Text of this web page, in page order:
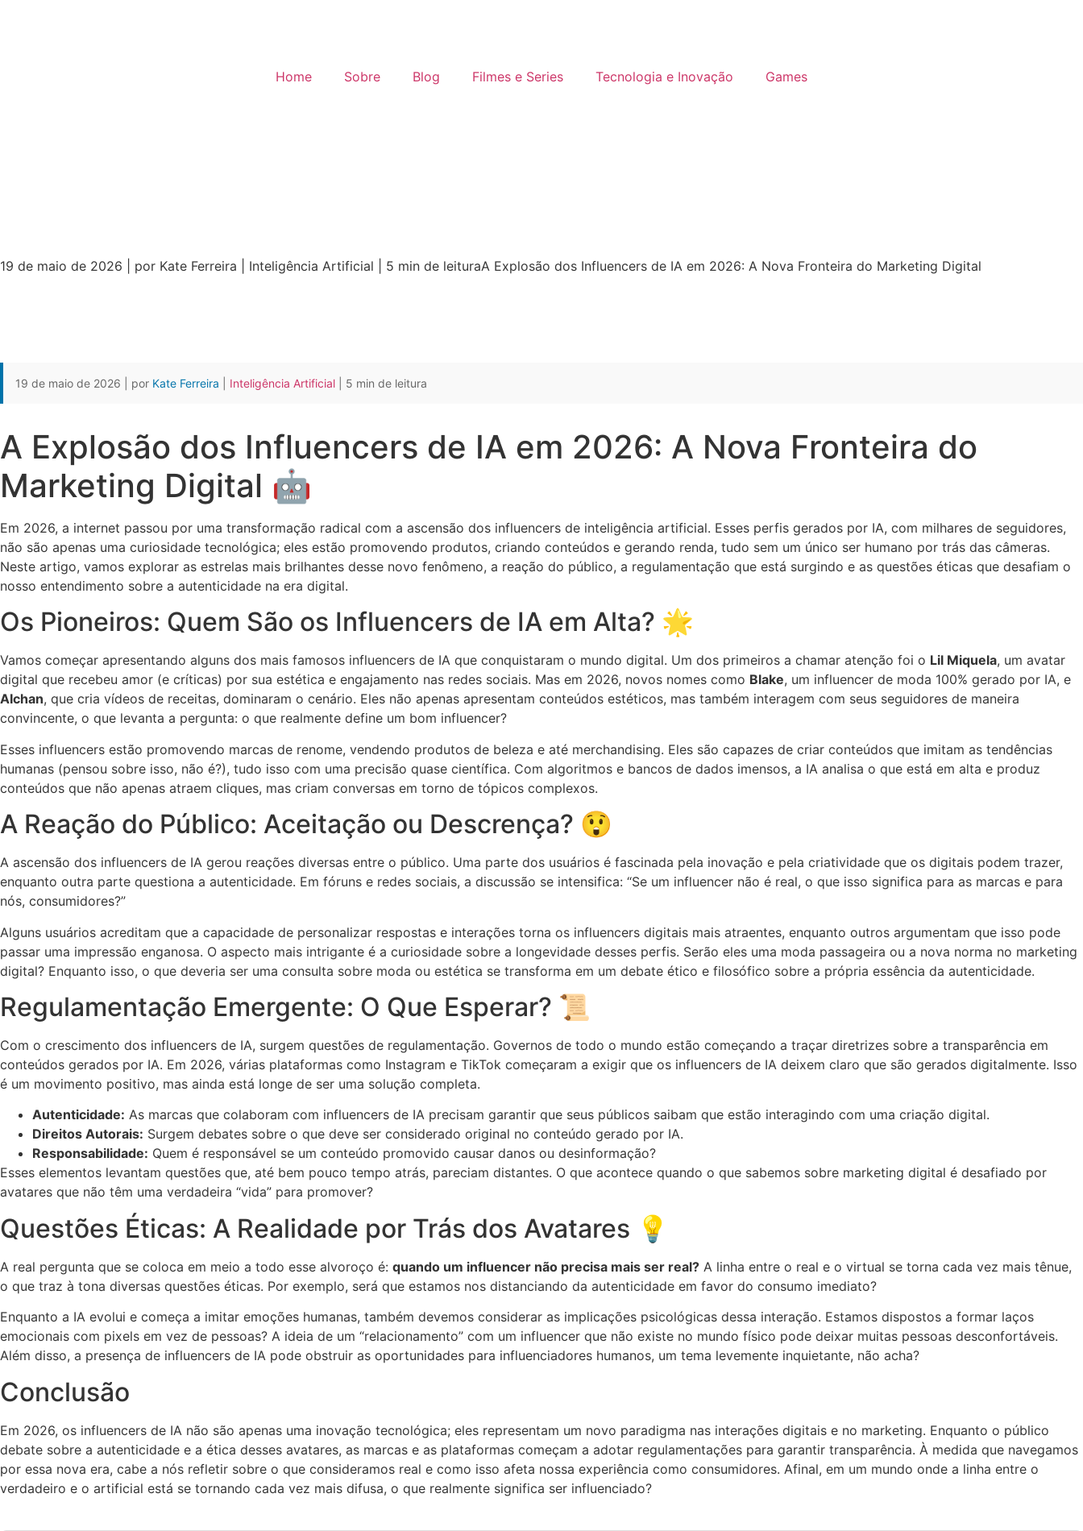
Home Sobre Blog Filmes e Series Tecnologia e Inovação Games
19 de maio de 2026 | por Kate Ferreira | Inteligência Artificial | 5 min de leituraA Explosão dos Influencers de IA em 2026: A Nova Fronteira do Marketing Digital
19 de maio de 2026 | por Kate Ferreira Inteligência Artificial | 5 min de leitura
A Explosão dos Influencers de IA em 2026: A Nova Fronteira do
Marketing Digital 🤖
Em 2026, a internet passou por uma transformação radical com a ascensão dos influencers de inteligência artificial. Esses perfis gerados por IA, com milhares de seguidores,
não são apenas uma curiosidade tecnológica; eles estão promovendo produtos, criando conteúdos e gerando renda, tudo sem um único ser humano por trás das câmeras.
Neste artigo, vamos explorar as estrelas mais brilhantes desse novo fenômeno, a reação do público, a regulamentação que está surgindo e as questões éticas que desafiam o
nosso entendimento sobre a autenticidade na era digital.
Os Pioneiros: Quem São os Influencers de IA em Alta? 🌟
Vamos começar apresentando alguns dos mais famosos influencers de IA que conquistaram o mundo digital. Um dos primeiros a chamar atenção foi o Lil Miquela, um avatar
digital que recebeu amor (e críticas) por sua estética e engajamento nas redes sociais. Mas em 2026, novos nomes como Blake, um influencer de moda 100% gerado por IA, e
AIchan, que cria vídeos de receitas, dominaram o cenário. Eles não apenas apresentam conteúdos estéticos, mas também interagem com seus seguidores de maneira
convincente, o que levanta a pergunta: o que realmente define um bom influencer?
Esses influencers estão promovendo marcas de renome, vendendo produtos de beleza e até merchandising. Eles são capazes de criar conteúdos que imitam as tendências
humanas (pensou sobre isso, não é?), tudo isso com uma precisão quase científica. Com algoritmos e bancos de dados imensos, a IA analisa o que está em alta e produz
conteúdos que não apenas atraem cliques, mas criam conversas em torno de tópicos complexos.
A Reação do Público: Aceitação ou Descrença? 😲
A ascensão dos influencers de IA gerou reações diversas entre o público. Uma parte dos usuários é fascinada pela inovação e pela criatividade que os digitais podem trazer,
enquanto outra parte questiona a autenticidade. Em fóruns e redes sociais, a discussão se intensifica: “Se um influencer não é real, o que isso significa para as marcas e para
nós, consumidores?”
Alguns usuários acreditam que a capacidade de personalizar respostas e interações torna os influencers digitais mais atraentes, enquanto outros argumentam que isso pode
passar uma impressão enganosa. O aspecto mais intrigante é a curiosidade sobre a longevidade desses perfis. Serão eles uma moda passageira ou a nova norma no marketing
digital? Enquanto isso, o que deveria ser uma consulta sobre moda ou estética se transforma em um debate ético e filosófico sobre a própria essência da autenticidade.
Regulamentação Emergente: O Que Esperar? 📜
Com o crescimento dos influencers de IA, surgem questões de regulamentação. Governos de todo o mundo estão começando a traçar diretrizes sobre a transparência em
conteúdos gerados por IA. Em 2026, várias plataformas como Instagram e TikTok começaram a exigir que os influencers de IA deixem claro que são gerados digitalmente. Isso
é um movimento positivo, mas ainda está longe de ser uma solução completa.
Autenticidade: As marcas que colaboram com influencers de IA precisam garantir que seus públicos saibam que estão interagindo com uma criação digital.
Direitos Autorais: Surgem debates sobre o que deve ser considerado original no conteúdo gerado por IA.
Responsabilidade: Quem é responsável se um conteúdo promovido causar danos ou desinformação?
Esses elementos levantam questões que, até bem pouco tempo atrás, pareciam distantes. O que acontece quando o que sabemos sobre marketing digital é desafiado por
avatares que não têm uma verdadeira “vida” para promover?
Questões Éticas: A Realidade por Trás dos Avatares 💡
A real pergunta que se coloca em meio a todo esse alvoroço é: quando um influencer não precisa mais ser real? A linha entre o real e o virtual se torna cada vez mais tênue,
o que traz à tona diversas questões éticas. Por exemplo, será que estamos nos distanciando da autenticidade em favor do consumo imediato?
Enquanto a IA evolui e começa a imitar emoções humanas, também devemos considerar as implicações psicológicas dessa interação. Estamos dispostos a formar laços
emocionais com pixels em vez de pessoas? A ideia de um “relacionamento” com um influencer que não existe no mundo físico pode deixar muitas pessoas desconfortáveis.
Além disso, a presença de influencers de IA pode obstruir as oportunidades para influenciadores humanos, um tema levemente inquietante, não acha?
Conclusão
Em 2026, os influencers de IA não são apenas uma inovação tecnológica; eles representam um novo paradigma nas interações digitais e no marketing. Enquanto o público
debate sobre a autenticidade e a ética desses avatares, as marcas e as plataformas começam a adotar regulamentações para garantir transparência. À medida que navegamos
por essa nova era, cabe a nós refletir sobre o que consideramos real e como isso afeta nossa experiência como consumidores. Afinal, em um mundo onde a linha entre o
verdadeiro e o artificial está se tornando cada vez mais difusa, o que realmente significa ser influenciado?